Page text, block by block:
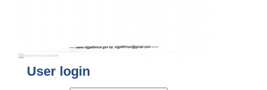
User login